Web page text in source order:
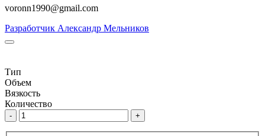
voronn1990@gmail.com
Разработчик Александр Мельников
Тип
Объем
Вязкость
Количество
- +